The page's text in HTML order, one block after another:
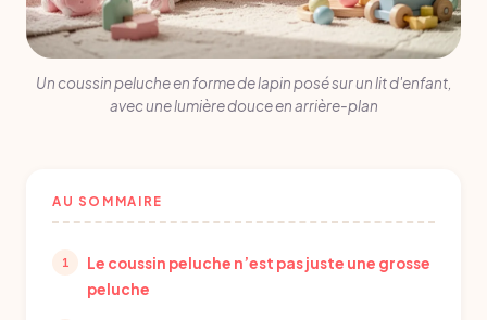
Un coussin peluche en forme de lapin posé sur un lit d'enfant,
avec une lumière douce en arrière-plan
AU SOMMAIRE
Le coussin peluche n’est pas juste une grosse
peluche